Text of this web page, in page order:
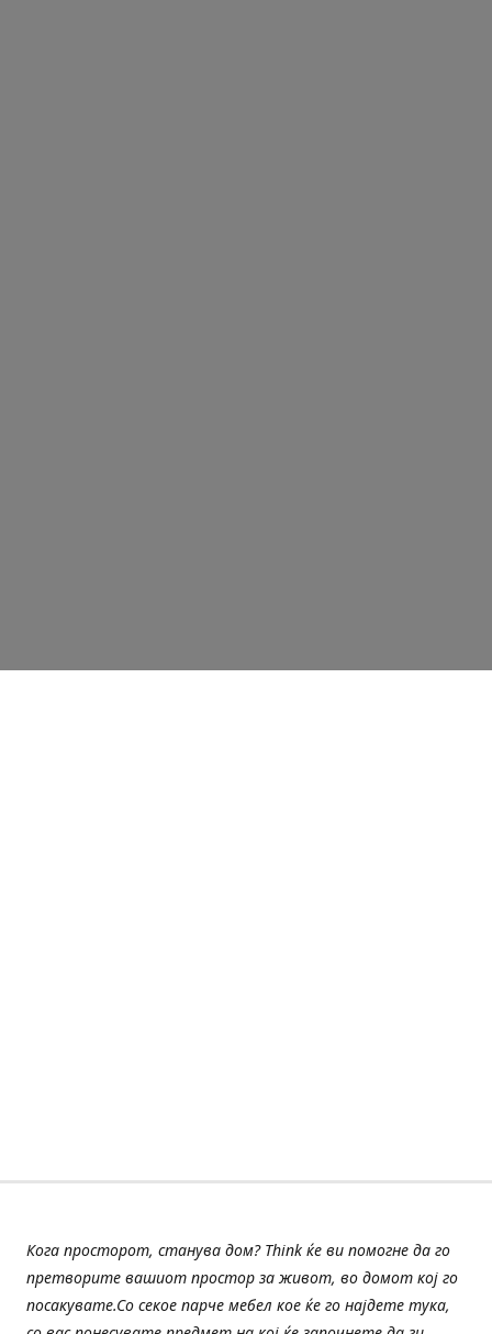
Кога просторот, станува дом? Think ќе ви помогне да го
претворите вашиот простор за живот, во домот кој го
посакувате.Со секое парче мебел кое ќе го најдете тука,